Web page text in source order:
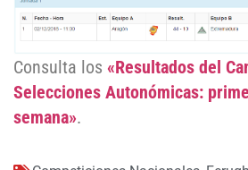
Consulta los «Resultados del
Selecciones Autonómicas:
semana».